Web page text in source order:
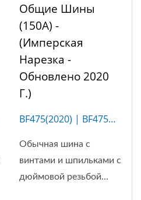
Общие Шины
(150A) -
(имперская
Нарезка -
Обновлено 2020
Г.)
BF475(2020) | BF475M
Обычная шина с
винтами и шпильками с
дюймовой резьбой...